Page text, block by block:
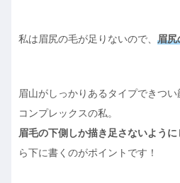
私は眉尻の毛が足りないので、 眉尻
眉山がしっかりあるタイプできつ
コンプレックスの私。
眉毛の下側しか描き足さないように
ら下に書くのがポイントです！